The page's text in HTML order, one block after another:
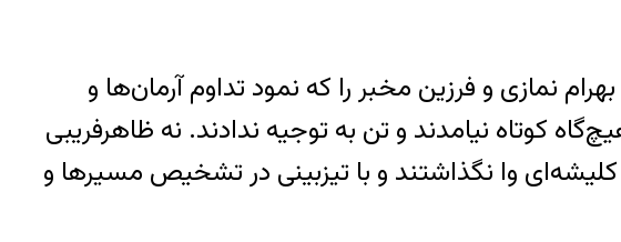
نمازی و فرزین مخبر را که نمود تداوم آرمان‌ها و
کوتاه نیامدند و تن به توجیه ندادند. نه ظاهرفریبی
وا نگذاشتند و با تیزبینی در تشخیص مسیرها و